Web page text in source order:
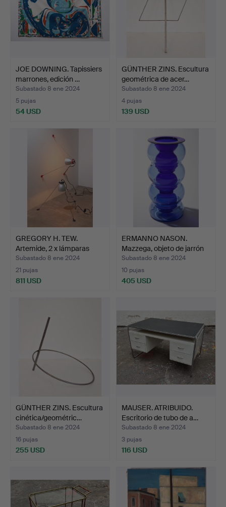
JOE DOWNING. Tapissiers
marrones, edición …
Subastado 8 ene 2024
5 pujas
54 USD
GÜNTHER ZINS. Escultura
geométrica de acer…
Subastado 8 ene 2024
4 pujas
139 USD
GREGORY H. TEW.
Artemide, 2 x lámparas
mul…
Subastado 8 ene 2024
21 pujas
811 USD
ERMANNO NASON.
Mazzega, objeto de jarrón
(…
Subastado 8 ene 2024
10 pujas
405 USD
GÜNTHER ZINS. Escultura
cinética/geométric…
Subastado 8 ene 2024
16 pujas
255 USD
MAUSER. ATRIBUIDO.
Escritorio de tubo de a…
Subastado 8 ene 2024
3 pujas
116 USD